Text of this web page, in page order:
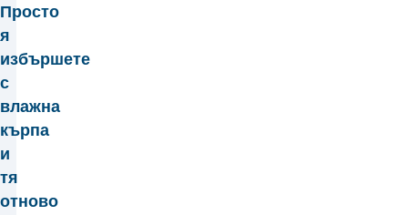
Просто
я
избършете
с
влажна
кърпа
и
тя
отново